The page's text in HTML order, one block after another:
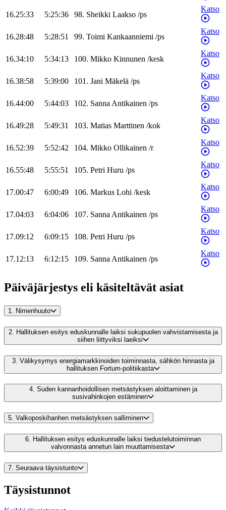
16.25:33 5:25:36 98. Sheikki Laakso /ps
Katso
16.28:48 5:28:51 99. Toimi Kankaanniemi /ps
Katso
16.34:10 5:34:13 100. Mikko Kinnunen /kesk
Katso
16.38:58 5:39:00 101. Jani Mäkelä /ps
Katso
16.44:00 5:44:03 102. SannaAntikainen /ps
Katso
16.49:28 5:49:31 103. Matias Marttinen /kok
Katso
16.52:39 5:52:42 104. Mikko Ollikainen /r
Katso
16.55:48 5:55:51 105. Petri Huru /ps
Katso
17.00:47 6:00:49 106. Markus Lohi /kesk
Katso
17.04:03 6:04:06 107. SannaAntikainen /ps
Katso
17.09:12 6:09:15 108. Petri Huru /ps
Katso
17.12:13 6:12:15 109. SannaAntikainen /ps
Katso
Päiväjärjestys eli käsiteltävät asiat
1. Nimenhuuto
2. Hallituksen esitys eduskunnalle laiksi sukupuolen vahvistamisesta ja
siihen liittyviksi laeiksi
3. Välikysymys energiamarkkinoiden toiminnasta, sähkön hinnasta ja
hallituksen Fortum-politiikasta
4. Suden kannanhoidollisen metsästyksen aloittaminen ja
susivahinkojen estäminen
5. Valkoposkihanhen metsästyksen salliminen
6.
Hallituksen esitys eduskunnalle laiksi tiedustelutoiminnan
valvonnasta annetun lain muuttamisesta
7. Seuraava täysistunto
Täysistunnot